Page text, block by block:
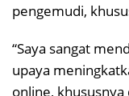
pengemudi,
“Saya sangat
upaya
online,